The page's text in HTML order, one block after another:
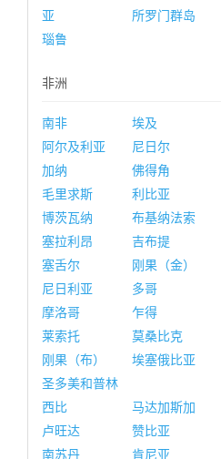
亚
所罗门群岛
瑙鲁
非洲
南非 埃及
阿尔及利亚
尼日尔
加纳
佛得角
毛里求斯
利比亚
博茨瓦纳
布基纳法索
塞拉利昂
吉布提
塞舌尔
刚果（金）
尼日利亚
多哥
摩洛哥
乍得
莱索托
莫桑比克
刚果（布）
埃塞俄比亚
圣多美和普林
西比
马达加斯加
卢旺达
赞比亚
南苏丹
肯尼亚